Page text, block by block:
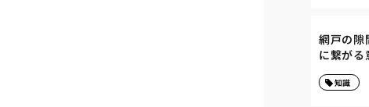
網戸の隙
に繋がる
知識